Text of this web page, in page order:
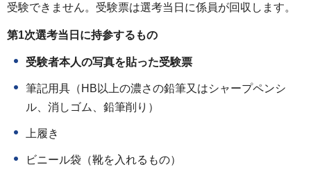
受験できません。受験票は選考当日に係員が回収します。
第1次選考当日に持参するもの
受験者本人の写真を貼った受験票
筆記用具（HB以上の濃さの鉛筆又はシャープペンシ
ル、消しゴム、鉛筆削り）
上履き
ビニール袋（靴を入れるもの）